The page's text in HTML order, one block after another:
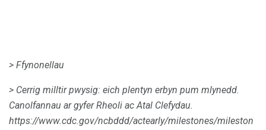
> Ffynonellau
> Cerrig milltir pwysig: eich plentyn erbyn pum mlynedd.
Canolfannau ar gyfer Rheoli ac Atal Clefydau.
https://www.cdc.gov/ncbddd/actearly/milestones/mileston